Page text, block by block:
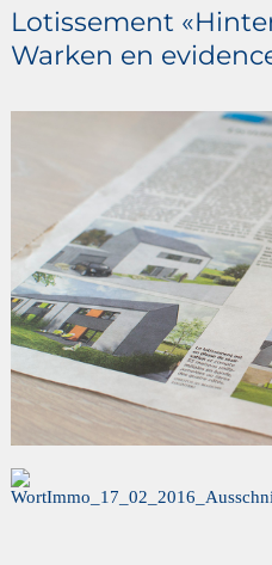
Lotissement
Warken en